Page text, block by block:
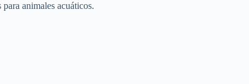
animales acuáticos.